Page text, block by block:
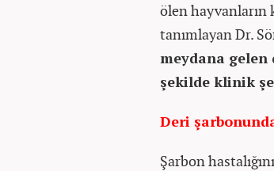
ölen hayvanların
tanımlayan Dr.
meydana
şekilde klinik
Deri
Şarbon